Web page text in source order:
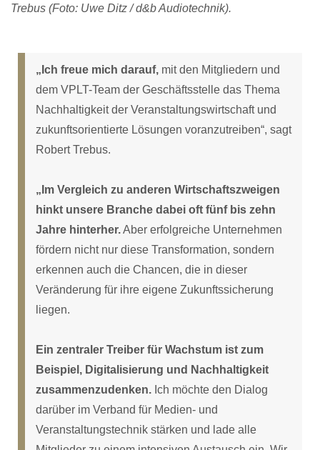
Trebus (Foto: Uwe Ditz / d&b Audiotechnik).
„Ich freue mich darauf, mit den Mitgliedern und
dem VPLT-Team der Geschäftsstelle das Thema
Nachhaltigkeit der Veranstaltungswirtschaft und
zukunftsorientierte Lösungen voranzutreiben“, sagt
Robert Trebus.
„Im Vergleich zu anderen Wirtschaftszweigen
hinkt unsere Branche dabei oft fünf bis zehn
Jahre hinterher.Aber erfolgreiche Unternehmen
fördern nicht nur diese Transformation, sondern
erkennen auch die Chancen, die in dieser
Veränderung für ihre eigene Zukunftssicherung
liegen.
Ein zentraler Treiber für Wachstum ist zum
Beispiel, Digitalisierung und Nachhaltigkeit
zusammenzudenken. Ich möchte den Dialog
darüber im Verband für Medien- und
Veranstaltungstechnik stärken und lade alle